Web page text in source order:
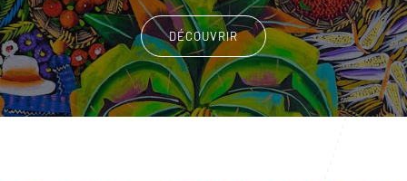
DÉCOUVRIR